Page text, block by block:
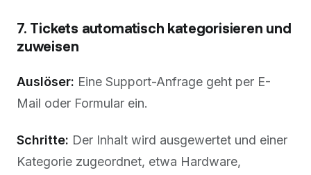
7. Tickets automatisch kategorisieren und
zuweisen
Auslöser: Eine Support-Anfrage geht per E-
Mail oder Formular ein.
Schritte: Der Inhalt wird ausgewertet und einer
Kategorie zugeordnet, etwa Hardware,